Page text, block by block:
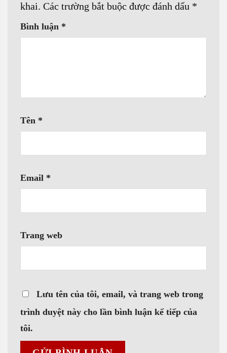
khai. Các trường bắt buộc được đánh dấu *
Bình luận *
Tên *
Email *
Trang web
Lưu tên của tôi, email, và trang web trong
trình duyệt này cho lần bình luận kế tiếp của
tôi.